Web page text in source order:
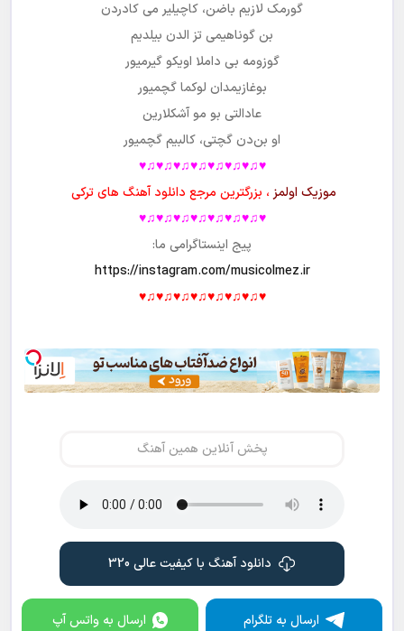
گورمک لازیم باضن، کاچیلیر می کادردن
بن گوناهیمی تز الدن بیلدیم
گوزومه بی داملا اویکو گیرمیور
بوغازیمدان لوکما گچمیور
عادالتی بو مو آشکلارین
او بن‌دن گچتی، کالبیم گچمیور
♥♫♥♫♥♫♥♫♥♫♥♫♥♫♥
موزیک اولمز ، بزرگترین مرجع دانلود آهنگ های ترکی
♥♫♥♫♥♫♥♫♥♫♥♫♥♫♥
پیج اینستاگرامی ما:
https://instagram.com/musicolmez.ir
♥♫♥♫♥♫♥♫♥♫♥♫♥♫♥
پخش آنلاین همین آهنگ
دانلود آهنگ با کیفیت عالی 320
ارسال به تلگرام ارسال به واتس آپ